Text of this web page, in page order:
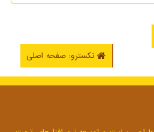
نکسترو: صفحه اصلی